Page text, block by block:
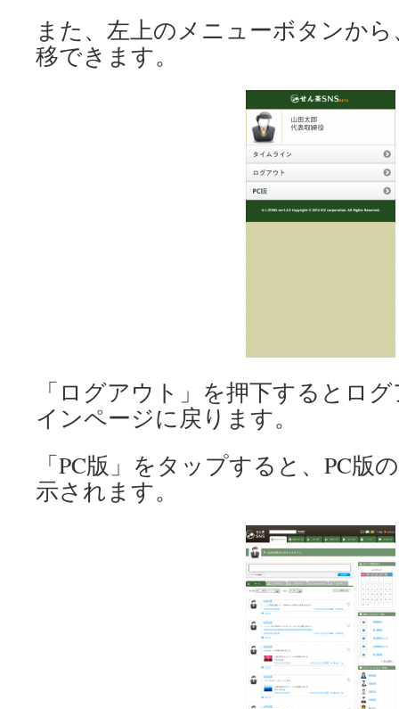
また、左上のメニューボタンか
移できます。
「ログアウト」を押下するとロ
インページに戻ります。
「PC版」をタップすると、PC版
示されます。